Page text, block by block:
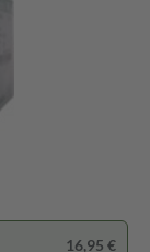
16,95 €